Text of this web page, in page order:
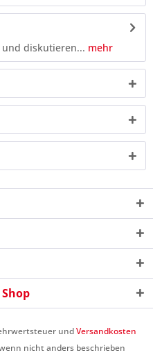
gelesen,
diskutieren... mehr
undVersandkosten
nicht anders beschrieben